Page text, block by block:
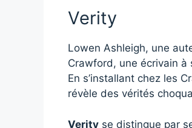
Verity
Lowen Ashleigh, une
Crawford, une écrivain à
En s’installant chez les
révèle des vérités
Verity se distingue par